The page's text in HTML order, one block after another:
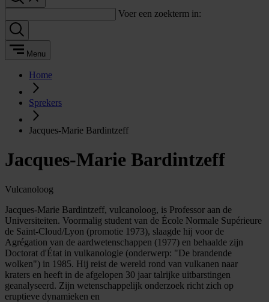
Voer een zoekterm in:
Menu
Home
Sprekers
Jacques-Marie Bardintzeff
Jacques-Marie Bardintzeff
Vulcanoloog
Jacques-Marie Bardintzeff, vulcanoloog, is Professor aan de
Universiteiten. Voormalig student van de École Normale Supérieure
de Saint-Cloud/Lyon (promotie 1973), slaagde hij voor de
Agrégation van de aardwetenschappen (1977) en behaalde zijn
Doctorat d'État in vulkanologie (onderwerp: "De brandende
wolken") in 1985. Hij reist de wereld rond van vulkanen naar
kraters en heeft in de afgelopen 30 jaar talrijke uitbarstingen
geanalyseerd. Zijn wetenschappelijk onderzoek richt zich op
eruptieve dynamieken en